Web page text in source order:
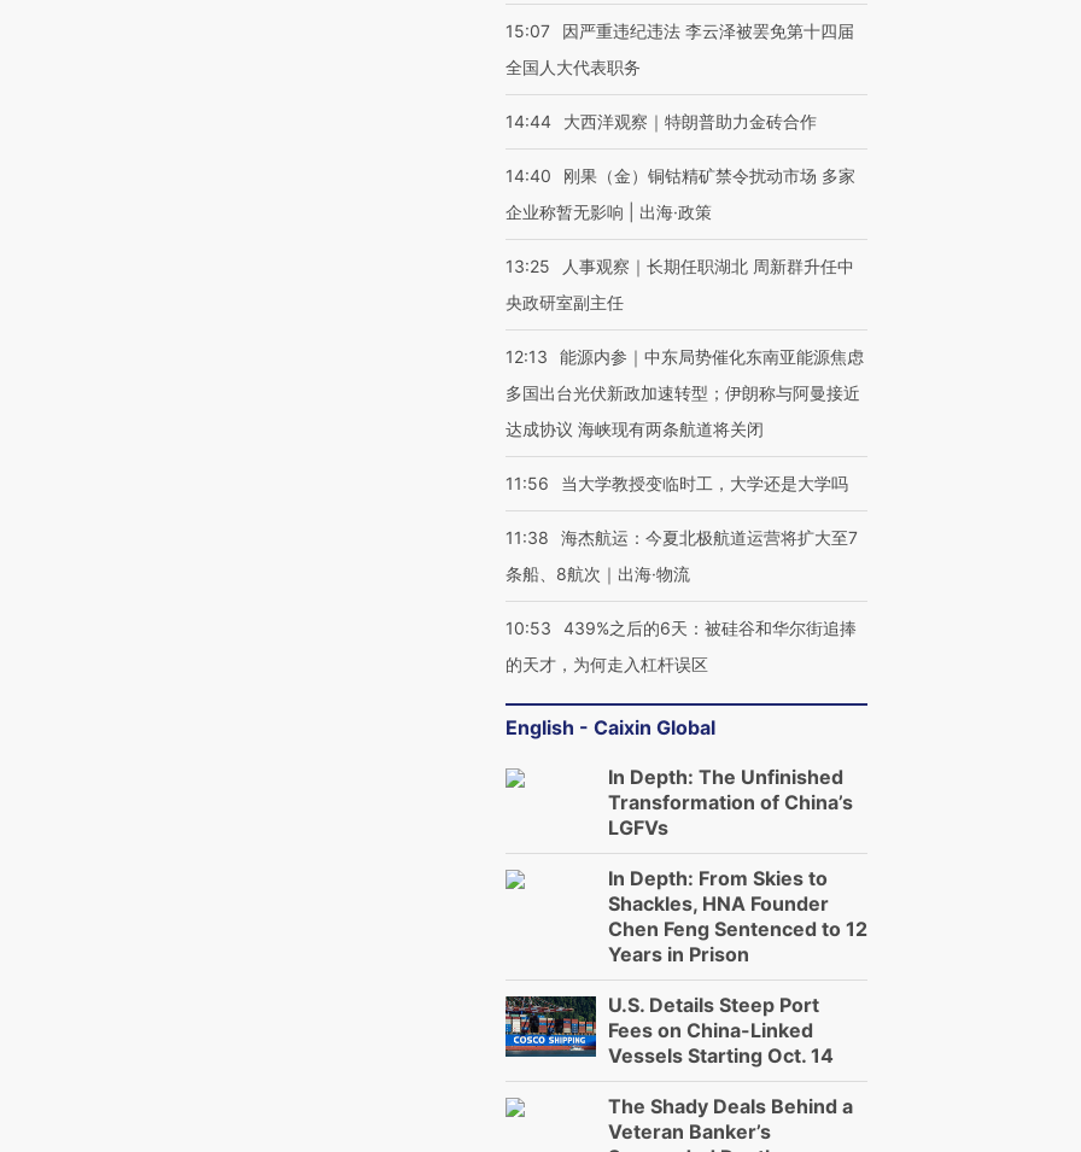
15:07
因严重违纪违法 李云泽被罢免第十四届
全国人大代表职务
14:44 大西洋观察｜特朗普助力金砖合作
14:40
刚果（金）铜钴精矿禁令扰动市场 多家
企业称暂无影响 | 出海·政策
13:25
人事观察｜长期任职湖北 周新群升任中
央政研室副主任
12:13
能源内参｜中东局势催化东南亚能源焦虑
多国出台光伏新政加速转型；伊朗称与阿曼接近
达成协议 海峡现有两条航道将关闭
11:56 当大学教授变临时工，大学还是大学吗
11:38
海杰航运：今夏北极航道运营将扩大至7
条船、8航次｜出海·物流
10:53
439%之后的6天：被硅谷和华尔街追捧
的天才，为何走入杠杆误区
English - Caixin Global
In Depth: The Unfinished
Transformation of China’s
LGFVs
In Depth: From Skies to
Shackles, HNA Founder
Chen Feng Sentenced to 12
Years in Prison
U.S. Details Steep Port
Fees on China-Linked
Vessels Starting Oct. 14
The Shady Deals Behind a
Veteran Banker’s